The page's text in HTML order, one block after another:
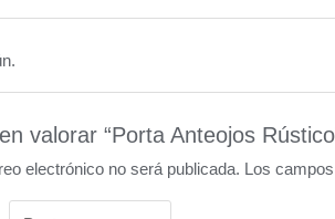
valorar “Porta Anteojos
electrónico no será publicada. Los